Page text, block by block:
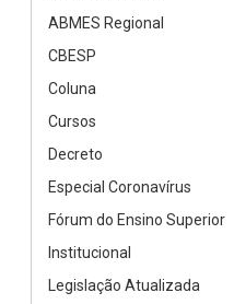
ABMES Regional
CBESP
Coluna
Cursos
Decreto
Especial Coronavírus
Fórum do Ensino Superior
Institucional
Legislação Atualizada